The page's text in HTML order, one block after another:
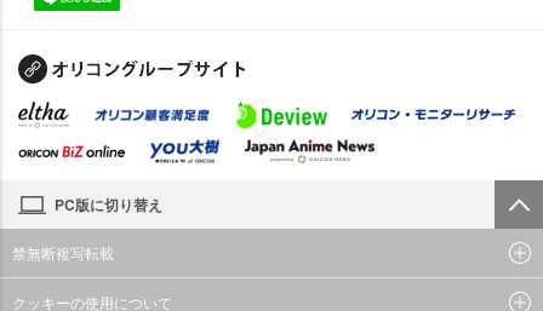
PC版に切り替え
禁無断複写転載
クッキーの使用について